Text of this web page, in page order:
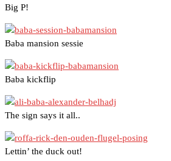
Big P!
Baba mansion sessie
Baba kickflip
The sign says it all..
Lettin’ the duck out!